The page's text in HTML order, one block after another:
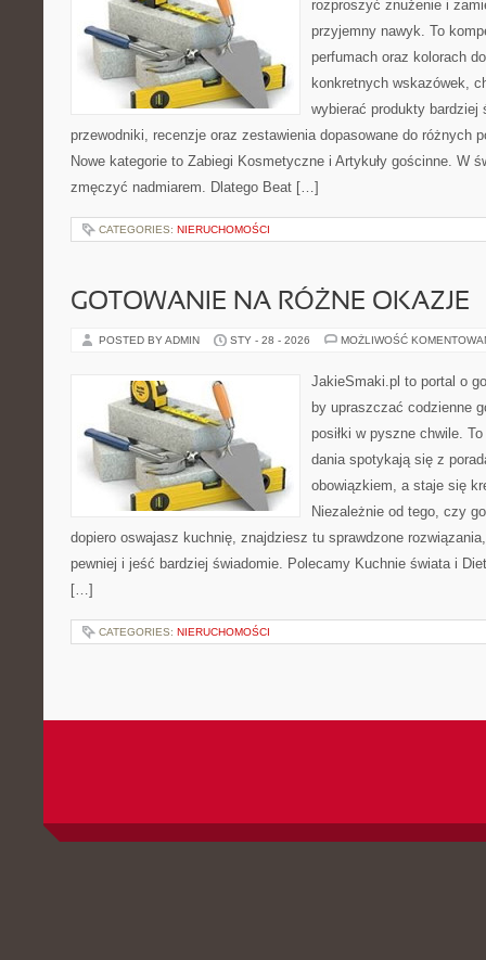
rozproszyć znużenie i
przyjemny nawyk. To
perfumach oraz kolorach
konkretnych wskazówek,
wybierać produkty bardziej
przewodniki, recenzje oraz zestawienia dopasowane do różnych
Nowe kategorie to Zabiegi Kosmetyczne i Artykuły gościnne. W
zmęczyć nadmiarem. Dlatego Beat […]
CATEGORIES: NIERUCHOMOŚCI
GOTOWANIE NA RÓŻNE OKAZJE
POSTED BY ADMIN STY - 28 - 2026 MOŻLIWOŚĆ
JakieSmaki.pl to portal o
by upraszczać codzienne
posiłki w pyszne chwile.
dania spotykają się z
obowiązkiem, a staje się
Niezależnie od tego, czy
dopiero oswajasz kuchnię, znajdziesz tu sprawdzone
pewniej i jeść bardziej świadomie. Polecamy Kuchnie świata i
[…]
CATEGORIES: NIERUCHOMOŚCI